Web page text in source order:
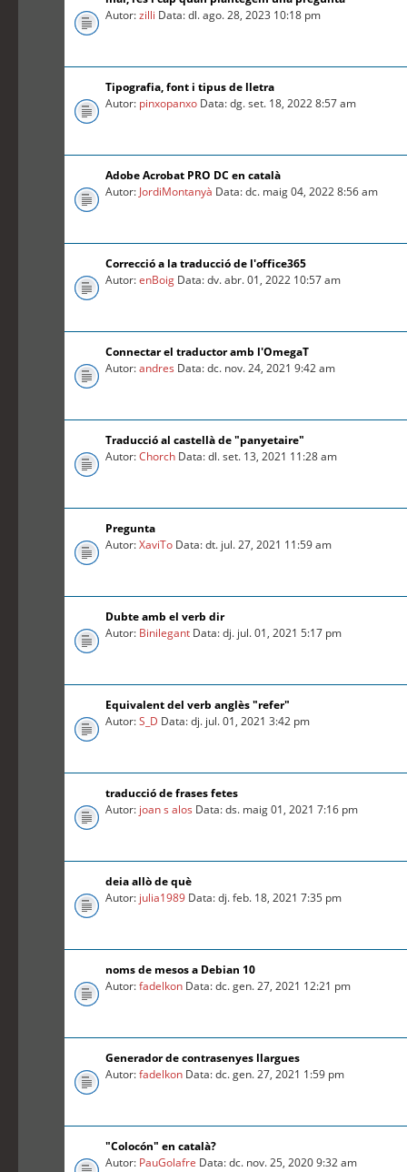
Autor:zilli Data: dl. ago. 28, 2023 10:18 pm
Tipografia, font i tipus de lletra
Autor: pinxopanxo Data: dg. set. 18, 2022 8:57 am
Adobe Acrobat PRO DC en català
Autor: JordiMontanyà Data: dc. maig 04, 2022 8:56 am
Correcció a la traducció de l'office365
Autor:enBoig Data: dv. abr. 01, 2022 10:57 am
Connectar el traductor amb l'OmegaT
Autor:andres Data: dc. nov. 24, 2021 9:42 am
Traducció al castellà de "panyetaire"
Autor:Chorch Data: dl. set. 13, 2021 11:28 am
Pregunta
Autor:XaviTo Data: dt. jul. 27, 2021 11:59 am
Dubte amb el verb dir
Autor: Binilegant Data: dj. jul. 01, 2021 5:17 pm
Equivalent del verb anglès "refer"
Autor:S_D Data: dj. jul. 01, 2021 3:42 pm
traducció de frases fetes
Autor: joan s alos Data: ds. maig 01, 2021 7:16 pm
deia allò de què
Autor: julia1989 Data: dj. feb. 18, 2021 7:35 pm
noms de mesos a Debian 10
Autor:fadelkon Data: dc. gen. 27, 2021 12:21 pm
Generador de contrasenyes llargues
Autor:fadelkon Data: dc. gen. 27, 2021 1:59 pm
"Colocón" en català?
Autor: PauGolafre Data: dc. nov. 25, 2020 9:32 am